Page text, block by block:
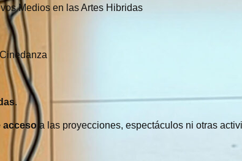
Medios en las Artes Hibridas
.
acceso a las proyecciones, espectáculos ni otras